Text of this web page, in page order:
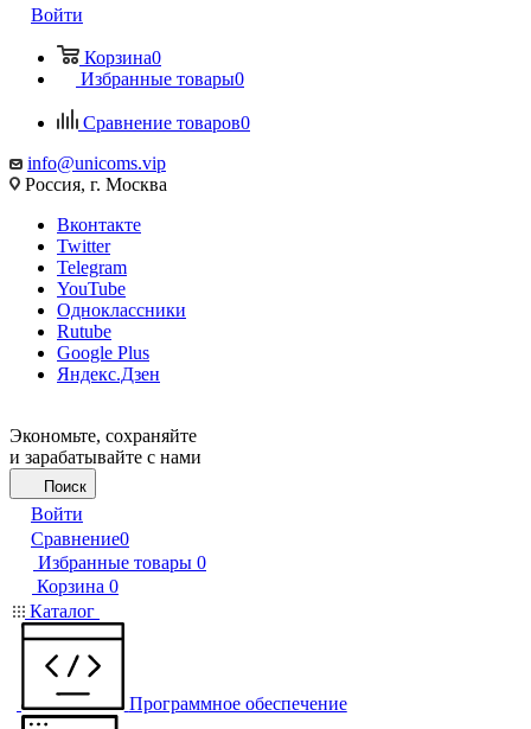
Войти
Корзина0
Избранные товары0
Сравнение товаров0
info@unicoms.vip
Россия, г. Москва
Вконтакте
Twitter
Telegram
YouTube
Одноклассники
Rutube
Google Plus
Яндекс.Дзен
Экономьте, сохраняйте
и зарабатывайте с нами
Поиск
Войти
Сравнение0
Избранные товары 0
Корзина 0
Каталог
Программное обеспечение